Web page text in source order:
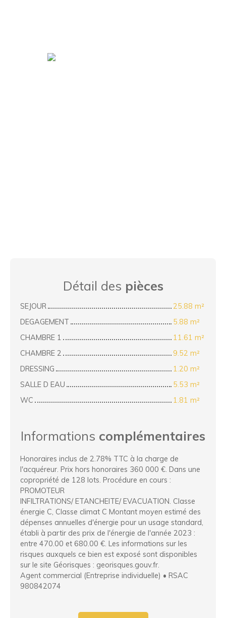
Détail des pièces
SEJOUR
25.88 m²
DEGAGEMENT
5.88 m²
CHAMBRE 1
11.61 m²
CHAMBRE 2
9.52 m²
DRESSING
1.20 m²
SALLE D EAU
5.53 m²
WC
1.81 m²
Informations complémentaires
Honoraires inclus de 2.78% TTC à la charge de
l'acquéreur. Prix hors honoraires 360 000 €. Dans une
copropriété de 128 lots. Procédure en cours :
PROMOTEUR
INFILTRATIONS/ ETANCHEITE/ EVACUATION. Classe
énergie C, Classe climat C Montant moyen estimé des
dépenses annuelles d'énergie pour un usage standard,
établi à partir des prix de l'énergie de l'année 2023 :
entre 470.00 et 680.00 €. Les informations sur les
risques auxquels ce bien est exposé sont disponibles
sur le site Géorisques : georisques.gouv.fr.
Agent commercial (Entreprise individuelle) • RSAC
980842074